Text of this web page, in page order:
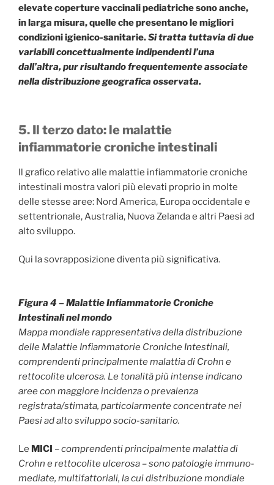
elevate coperture vaccinali pediatriche sono anche,
in larga misura, quelle che presentano le migliori
condizioni igienico-sanitarie.Si tratta tuttavia di due
variabili concettualmente indipendenti l’una
dall’altra, pur risultando frequentemente associate
nella distribuzione geografica osservata.
5. Il terzo dato: le malattie
infiammatorie croniche intestinali
Il grafico relativo alle malattie infiammatorie croniche
intestinali mostra valori più elevati proprio in molte
delle stesse aree: Nord America, Europa occidentale e
settentrionale, Australia, Nuova Zelanda e altri Paesi ad
alto sviluppo.
Qui la sovrapposizione diventa più significativa.
Figura 4 – Malattie Infiammatorie Croniche
Intestinali nel mondo
Mappa mondiale rappresentativa della distribuzione
delle Malattie Infiammatorie Croniche Intestinali,
comprendenti principalmente malattia di Crohn e
rettocolite ulcerosa. Le tonalità più intense indicano
aree con maggiore incidenza o prevalenza
registrata/stimata, particolarmente concentrate nei
Paesi ad alto sviluppo socio-sanitario.
Le MICI –comprendenti principalmente malattia di
Crohn e rettocolite ulcerosa – sono patologie immuno-
mediate, multifattoriali, la cui distribuzione mondiale